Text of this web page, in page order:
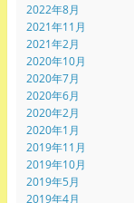
2022年8月
2021年11月
2021年2月
2020年10月
2020年7月
2020年6月
2020年2月
2020年1月
2019年11月
2019年10月
2019年5月
2019年4月